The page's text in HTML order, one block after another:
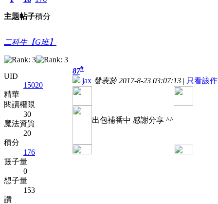
主題帖子積分
二科生【G班】
UID
15020
精華
閱讀權限
30
魔法資質
20
積分
176
靈子量
0
想子量
153
讚
87#
jax 發表於 2017-8-23 03:07:13 | 只看該
出包補番中 感謝分享 ^^